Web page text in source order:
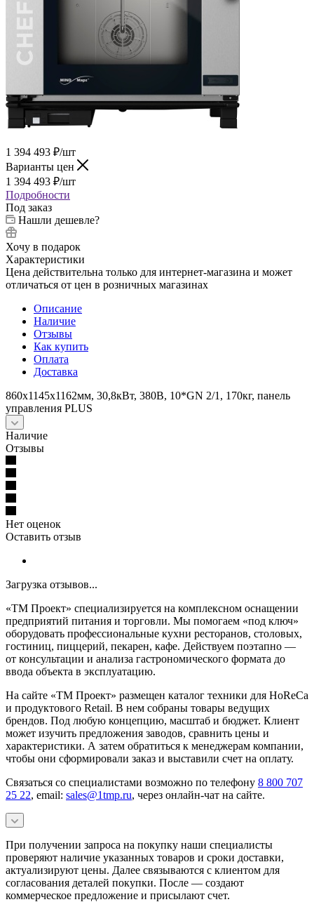
1 394 493 ₽/шт
Варианты цен
1 394 493 ₽/шт
Подробности
Под заказ
Нашли дешевле?
Хочу в подарок
Характеристики
Цена действительна только для интернет-магазина и может
отличаться от цен в розничных магазинах
Описание
Наличие
Отзывы
Как купить
Оплата
Доставка
860x1145x1162мм, 30,8кВт, 380В, 10*GN 2/1, 170кг, панель
управления PLUS
Наличие
Отзывы
Нет оценок
Оставить отзыв
Загрузка отзывов...
«ТМ Проект» специализируется на комплексном оснащении
предприятий питания и торговли. Мы помогаем «под ключ»
оборудовать профессиональные кухни ресторанов, столовых,
гостиниц, пиццерий, пекарен, кафе. Действуем поэтапно —
от консультации и анализа гастрономического формата до
ввода объекта в эксплуатацию.
На сайте «ТМ Проект» размещен каталог техники для HoReCa
и продуктового Retail. В нем собраны товары ведущих
брендов. Под любую концепцию, масштаб и бюджет. Клиент
может изучить предложения заводов, сравнить цены и
характеристики. А затем обратиться к менеджерам компании,
чтобы они сформировали заказ и выставили счет на оплату.
Связаться со специалистами возможно по телефону 8 800 707
25 22, email: sales@1tmp.ru, через онлайн-чат на сайте.
При получении запроса на покупку наши специалисты
проверяют наличие указанных товаров и сроки доставки,
актуализируют цены. Далее связываются с клиентом для
согласования деталей покупки. После — создают
коммерческое предложение и присылают счет.